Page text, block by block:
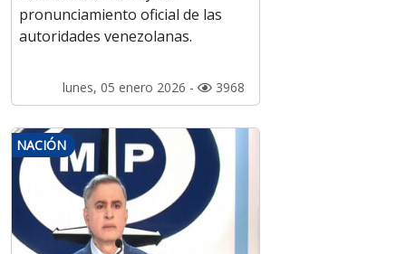
pronunciamiento oficial de las
autoridades venezolanas.
lunes, 05 enero 2026 - 3968
NACIÓN